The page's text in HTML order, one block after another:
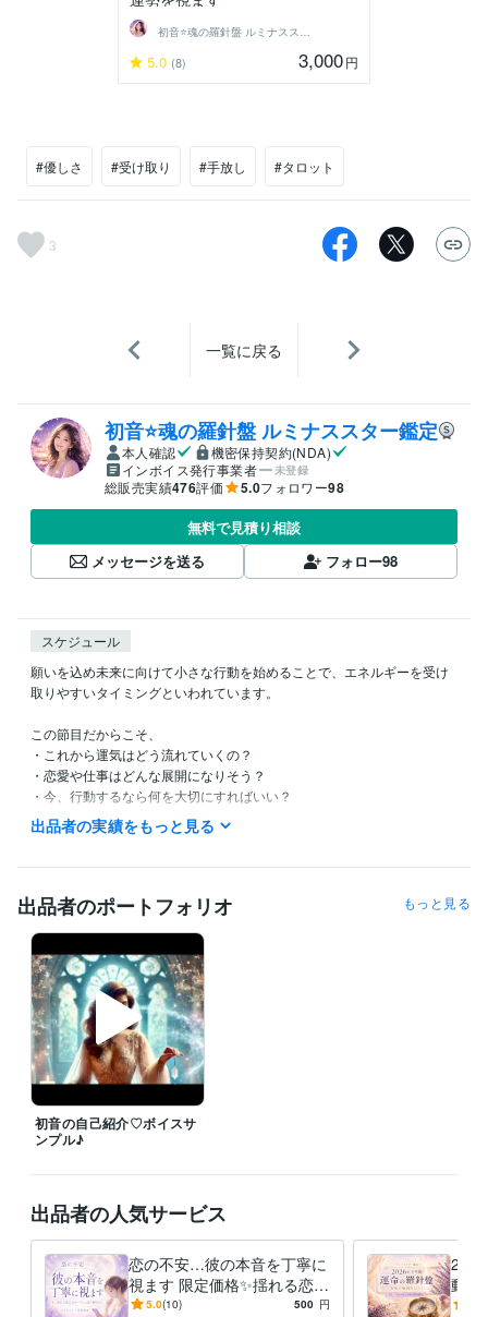
初音⭐️魂の羅針盤 ルミナススター鑑定
5.0 (8) 3,000円
#優しさ #受け取り #手放し #タロット
3
一覧に戻る
初音⭐️魂の羅針盤 ルミナススター鑑定
本人確認
機密保持契約(NDA)
インボイス発行事業者
未登録
総販売実績476評価 5.0フォロワー98
無料で見積り相談
メッセージを送る
フォロー98
スケジュール
願いを込め未来に向けて小さな行動を始めることで、エネルギーを受け
取りやすいタイミングといわれています。
この節目だからこそ、
・これから運気はどう流れていくの？
・恋愛や仕事はどんな展開になりそう？
・今、行動するなら何を大切にすればいい？
七夕の特別なエネルギーを味方につけてらあなたらしい未来への一歩を
✧ 待機・ご相談につきまして
この時間に相談できますか？
待機予定を知りたいです
などございましたら、
お気軽にメッセージくださいね✨
深夜帯は直接お電話いただく方がスムーズです✨
✧ テキスト鑑定は随時受付中 ✧
24時間いつでもご依頼いただけます。
ご返信までお時間をいただく場合もございますが、
いただいたメッセージはすべて大切に拝見しております。安心してお問
い合わせください✨
これまでご縁をいただき、
ココナラプラチナランク12ヶ月連続キープを経験させていただきまし
た。
タロットと心をつなぐ対話の中で、
出品者の実績をもっと見る
出品者のポートフォリオ もっと見る
初音の自己紹介♡ボイスサ
ンプル♪
出品者の人気サービス
恋の不安…彼の本音を丁寧に
視ます 限定価格✨揺れる恋心
をカードから潜在意識リーデ
5.0(10) 500 円
動く
愛・